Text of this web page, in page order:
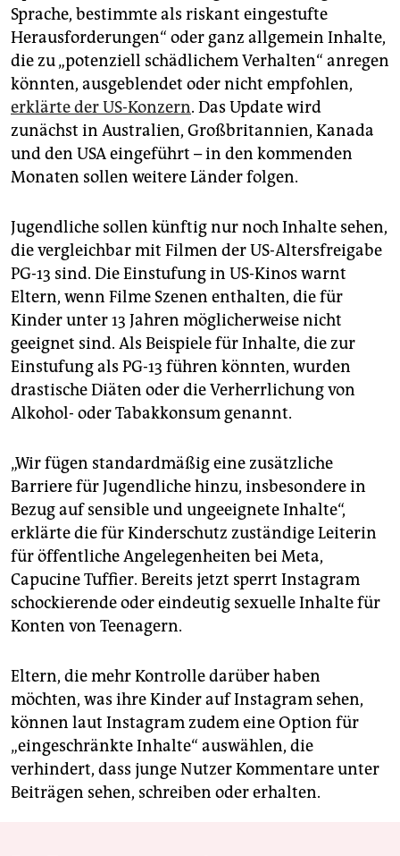
epaper login
Sprache, bestimmte als riskant eingestufte
Herausforderungen“ oder ganz allgemein Inhalte,
die zu „potenziell schädlichem Verhalten“ anregen
könnten, ausgeblendet oder nicht empfohlen,
erklärte der US-Konzern. Das Update wird
zunächst in Australien, Großbritannien, Kanada
und den USA eingeführt – in den kommenden
Monaten sollen weitere Länder folgen.
Jugendliche sollen künftig nur noch Inhalte sehen,
die vergleichbar mit Filmen der US-Altersfreigabe
PG-13 sind. Die Einstufung in US-Kinos warnt
Eltern, wenn Filme Szenen enthalten, die für
Kinder unter 13 Jahren möglicherweise nicht
geeignet sind. Als Beispiele für Inhalte, die zur
Einstufung als PG-13 führen könnten, wurden
drastische Diäten oder die Verherrlichung von
Alkohol- oder Tabakkonsum genannt.
„Wir fügen standardmäßig eine zusätzliche
Barriere für Jugendliche hinzu, insbesondere in
Bezug auf sensible und ungeeignete Inhalte“,
erklärte die für Kinderschutz zuständige Leiterin
für öffentliche Angelegenheiten bei Meta,
Capucine Tuffier. Bereits jetzt sperrt Instagram
schockierende oder eindeutig sexuelle Inhalte für
Konten von Teenagern.
Eltern, die mehr Kontrolle darüber haben
möchten, was ihre Kinder auf Instagram sehen,
können laut Instagram zudem eine Option für
„eingeschränkte Inhalte“ auswählen, die
verhindert, dass junge Nutzer Kommentare unter
Beiträgen sehen, schreiben oder erhalten.